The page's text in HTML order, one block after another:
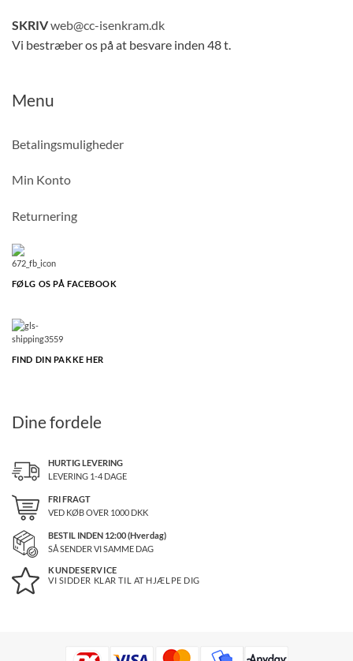
SKRIVweb@cc-isenkram.dk
Vi bestræber os på at besvare inden 48 t.
Menu
Betalingsmuligheder
Min Konto
Returnering
FØLG OS PÅ FACEBOOK
FIND DIN PAKKE HER
Dine fordele
HURTIG LEVERING
LEVERING 1-4 DAGE
FRI FRAGT
VED KØB OVER 1000DKK
BESTIL INDEN 12:00 (Hverdag)
SÅ SENDER VI SAMME DAG
KUNDESERVICE
VI SIDDER KLAR TIL AT HJÆLPE DIG